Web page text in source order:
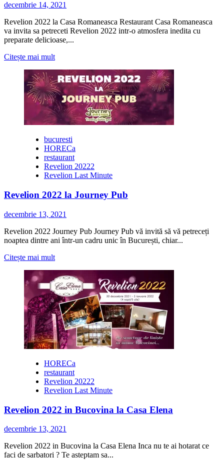
decembrie 14, 2021
Revelion 2022 la Casa Romaneasca Restaurant Casa Romaneasca
va invita sa petreceti Revelion 2022 intr-o atmosfera inedita cu
preparate delicioase,...
Citește mai multCitește
multe
despre
Revelion
2022
la
Casa
bucuresti
HORECa
restaurant
Revelion 20222
Revelion Last Minute
Revelion 2022 la Journey Pub
decembrie 13, 2021
Revelion 2022 Journey Pub Journey Pub vă invită să vă petreceți
noaptea dintre ani într-un cadru unic în București, chiar...
Citește mai multCitește
multe
despre
Revelion
2022
la
Journey
Pub
HORECa
restaurant
Revelion 20222
Revelion Last Minute
Revelion 2022 in Bucovina la Casa Elena
decembrie 13, 2021
Revelion 2022 in Bucovina la Casa Elena Inca nu te ai hotarat ce
faci de sarbatori ? Te asteptam sa...